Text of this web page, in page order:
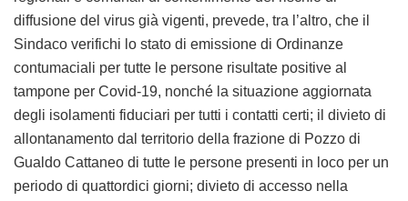
diffusione del virus già vigenti, prevede, tra l’altro, che il
Sindaco verifichi lo stato di emissione di Ordinanze
contumaciali per tutte le persone risultate positive al
tampone per Covid-19, nonché la situazione aggiornata
degli isolamenti fiduciari per tutti i contatti certi; il divieto di
allontanamento dal territorio della frazione di Pozzo di
Gualdo Cattaneo di tutte le persone presenti in loco per un
periodo di quattordici giorni; divieto di accesso nella